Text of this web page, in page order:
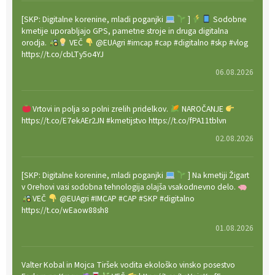
[SKP: Digitalne korenine, mladi poganjki ]
Sodobne
kmetije uporabljajo GPS, pametne stroje in druga digitalna
orodja.
VEČ
@EUAgri #imcap #cap #digitalno #skp #vlog
https://t.co/cbLTy5o4YJ
06.08.2026
Vrtovi in polja so polni zrelih pridelkov.
NAROČANJE
https://t.co/E7ekAEr2JN #kmetijstvo https://t.co/fPA11tblvn
02.08.2026
[SKP: Digitalne korenine, mladi poganjki
] Na kmetiji Žigart
v Orehovi vasi sodobna tehnologija olajša vsakodnevno delo.
VEČ
@EUAgri #IMCAP #CAP #SKP #digitalno
https://t.co/wEaow88sh8
01.08.2026
Valter Kobal in Mojca Tiršek vodita ekološko vinsko posestvo